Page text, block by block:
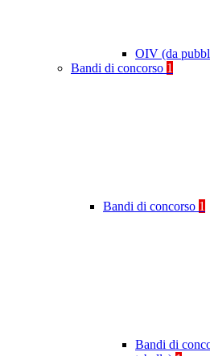
OIV (da
Bandi di concorso 1
Bandi di concorso 1
Bandi di